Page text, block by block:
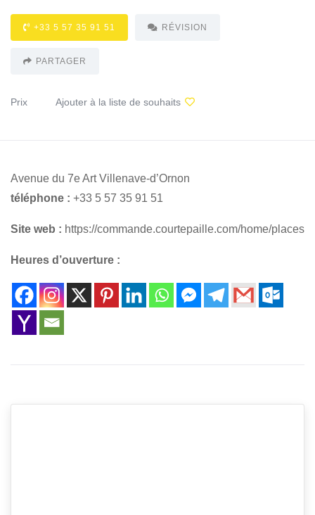
+33 5 57 35 91 51 RÉVISION
PARTAGER
Prix Ajouter à la liste de souhaits
Avenue du 7e Art Villenave-d’Ornon
téléphone : +33 5 57 35 91 51
Site web : https://commande.courtepaille.com/home/places
Heures d’ouverture :